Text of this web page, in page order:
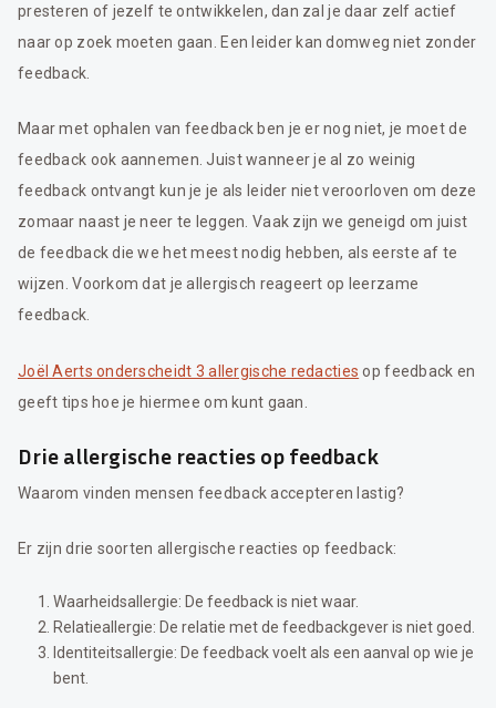
presteren of jezelf te ontwikkelen, dan zal je daar zelf actief
naar op zoek moeten gaan. Een leider kan domweg niet zonder
feedback.
Maar met ophalen van feedback ben je er nog niet, je moet de
feedback ook aannemen. Juist wanneer je al zo weinig
feedback ontvangt kun je je als leider niet veroorloven om deze
zomaar naast je neer te leggen. Vaak zijn we geneigd om juist
de feedback die we het meest nodig hebben, als eerste af te
wijzen. Voorkom dat je allergisch reageert op leerzame
feedback.
Joël Aerts onderscheidt 3 allergische redacties op feedback en
geeft tips hoe je hiermee om kunt gaan.
Drie allergische reacties op feedback
Waarom vinden mensen feedback accepteren lastig?
Er zijn drie soorten allergische reacties op feedback:
Waarheidsallergie: De feedback is niet waar.
Relatieallergie: De relatie met de feedbackgever is niet goed.
Identiteitsallergie: De feedback voelt als een aanval op wie je
bent.